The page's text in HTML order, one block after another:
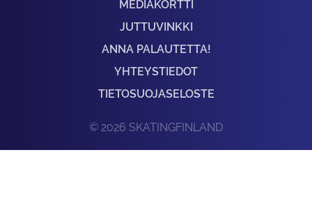
MEDIAKORTTI
JUTTUVINKKI
ANNA PALAUTETTA!
YHTEYSTIEDOT
TIETOSUOJASELOSTE
© 2026 SKATINGFINLAND